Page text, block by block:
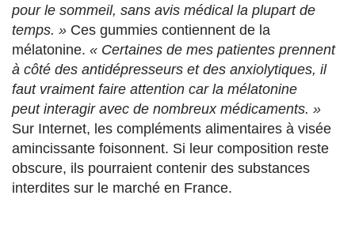
pour le sommeil, sans avis médical la plupart de
temps. » Ces gummies contiennent de la
mélatonine. « Certaines de mes patientes prennent
à côté des antidépresseurs et des anxiolytiques, il
faut vraiment faire attention car la mélatonine
peut interagir avec de nombreux médicaments. »
Sur Internet, les compléments alimentaires à visée
amincissante foisonnent. Si leur composition reste
obscure, ils pourraient contenir des substances
interdites sur le marché en France.